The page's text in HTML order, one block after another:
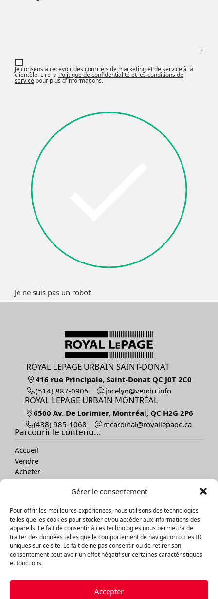
Gérer le consentement
Pour offrir les meilleures expériences, nous utilisons des technologies
telles que les cookies pour stocker et/ou accéder aux informations des
appareils. Le fait de consentir à ces technologies nous permettra de
traiter des données telles que le comportement de navigation ou les ID
uniques sur ce site. Le fait de ne pas consentir ou de retirer son
consentement peut avoir un effet négatif sur certaines caractéristiques
et fonctions.
Accepter
Je consens à recevoir des courriels de marketing et de service à la
clientèle. Lire la Politique de confidentialité et les conditions de
service pour plus d'informations.
Je ne suis pas un robot
ROYAL LEPAGE URBAIN SAINT-DONAT
416 rue Principale, Saint-Donat QC J0T 2C0
(514) 887-0905
ofni.udnev@nylecoj
ROYAL LEPAGE URBAIN MONTRÉAL
6500 Av. De Lorimier, Montréal, QC H2G 2P6
(438) 985-1068
ac.egapellayor@lanidracm
Parcourir le contenu...
Accueil
Vendre
Acheter
Nos propriétés
Contact
Blogue
Explorer les propriétés
Par catégories